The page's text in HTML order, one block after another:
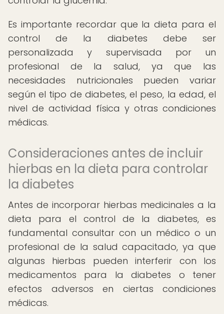
Es importante recordar que la dieta para el
control de la diabetes debe ser
personalizada y supervisada por un
profesional de la salud, ya que las
necesidades nutricionales pueden variar
según el tipo de diabetes, el peso, la edad, el
nivel de actividad física y otras condiciones
médicas.
Consideraciones antes de incluir
hierbas en la dieta para controlar
la diabetes
Antes de incorporar hierbas medicinales a la
dieta para el control de la diabetes, es
fundamental consultar con un médico o un
profesional de la salud capacitado, ya que
algunas hierbas pueden interferir con los
medicamentos para la diabetes o tener
efectos adversos en ciertas condiciones
médicas.